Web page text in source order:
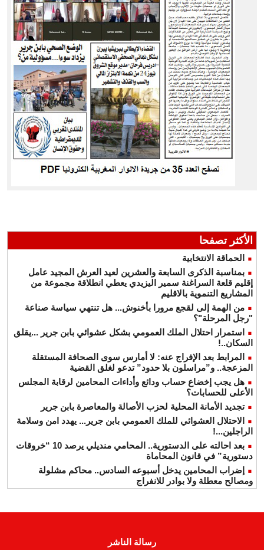
الأكثر تصفحا
الحماقة الانتخابية
بمناسبة الذكرى السابعة والعشرين لعيد العرش المجيد عامل
إقليم قلعة السراغنة سمير اليزيدي يعطي انطلاقة مجموعة من
المشاريع التنموية بالاقليم
من الهمة إلى لقجع مرورا بأخنوش... هل تنتهي سياسة صناعة
"رجل المرحلة"؟
استمرار احتلال الملك العمومي بشكل عشوائي بابن جرير ...يقلق
السكان..!
المرابط بعد الإفراج عنه: لا أمارس سوى الصحافة المستقلة
المزعجة.. و”مراسلون بلا حدود” تدعو لغلق القضية
هل يجب إخضاع حساب ودائع وأداءات المحامين لرقابة المجلس
الأعلى للحسابات؟
تجديد الأمانة المحلية لحزب الأصالة والمعاصرة بابن جرير
الاحتلال العشوائي للملك العمومي بابن جرير... يهدد امن وسلامة
الراجلين...!
بعد احالته على الدستورية.. المحامي منديلي يرصد 10 “خروقات
دستورية” في قانون المحاماة
إضراب المحامين يدخل أسبوعه السادس.. محاكم مشلولة
ومصالح معطلة ولا بوادر للانفراج
رسالة الناشر